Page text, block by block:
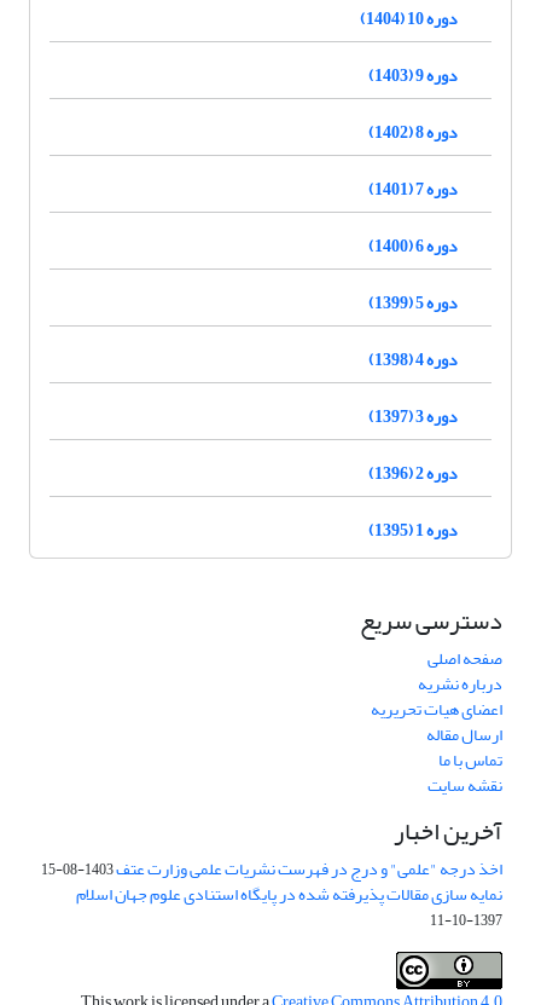
دوره 10 (1404)
دوره 9 (1403)
دوره 8 (1402)
دوره 7 (1401)
دوره 6 (1400)
دوره 5 (1399)
دوره 4 (1398)
دوره 3 (1397)
دوره 2 (1396)
دوره 1 (1395)
دسترسی سریع
صفحه اصلی
درباره نشریه
اعضای هیات تحریریه
ارسال مقاله
تماس با ما
نقشه سایت
آخرین اخبار
اخذ درجه "علمی" و درج در فهرست نشریات علمی وزارت عتف1403-08-15
نمایه سازی مقالات پذیرفته شده در پایگاه استنادی علوم جهان اسلام
1397-10-11